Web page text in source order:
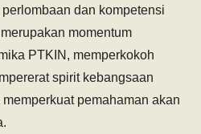
dan kompetensi
momentum
PTKIN, memperkokoh
spirit kebangsaan
pemahaman akan